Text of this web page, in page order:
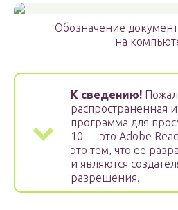
Обозначение
на
К сведению!
распространенная
программа для
10 — это Adobe
это тем, что ее
и являются
разрешения.